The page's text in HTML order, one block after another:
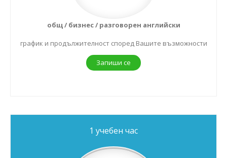
общ / бизнес / разговорен английски
график и продължителност според Вашите възможности
Запиши се
1 учебен час